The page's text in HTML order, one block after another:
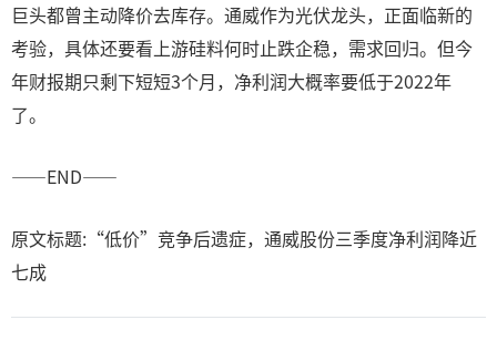
巨头都曾主动降价去库存。通威作为光伏龙头，正面临新的
考验，具体还要看上游硅料何时止跌企稳，需求回归。但今
年财报期只剩下短短3个月，净利润大概率要低于2022年
了。
——END——
原文标题:“低价”竞争后遗症，通威股份三季度净利润降近
七成